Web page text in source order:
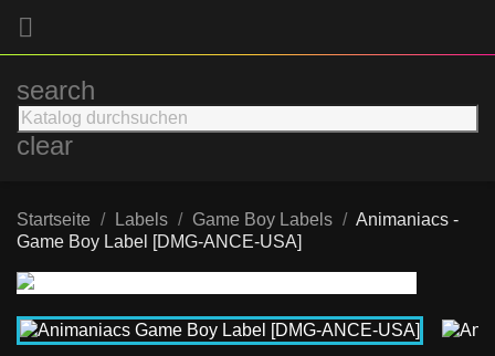

search
clear
Startseite Labels Game Boy Labels
Animaniacs -
Game Boy Label [DMG-ANCE-USA]